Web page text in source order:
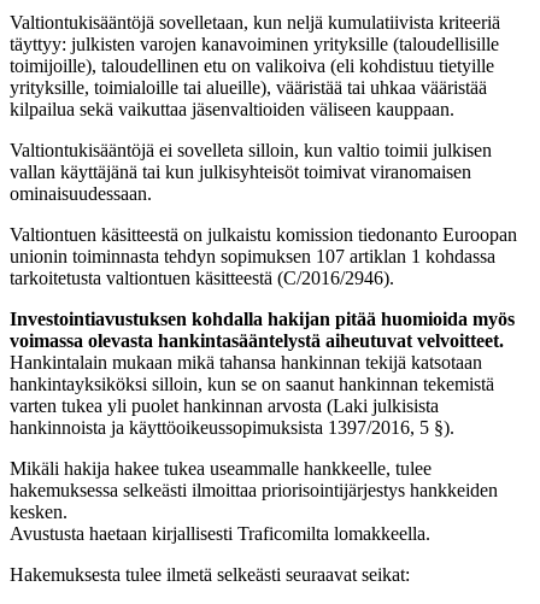
Valtiontukisääntöjä sovelletaan, kun neljä kumulatiivista kriteeriä
täyttyy: julkisten varojen kanavoiminen yrityksille (taloudellisille
toimijoille), taloudellinen etu on valikoiva (eli kohdistuu tietyille
yrityksille, toimialoille tai alueille), vääristää tai uhkaa vääristää
kilpailua sekä vaikuttaa jäsenvaltioiden väliseen kauppaan.
Valtiontukisääntöjä ei sovelleta silloin, kun valtio toimii julkisen
vallan käyttäjänä tai kun julkisyhteisöt toimivat viranomaisen
ominaisuudessaan.
Valtiontuen käsitteestä on julkaistu komission tiedonanto Euroopan
unionin toiminnasta tehdyn sopimuksen 107 artiklan 1 kohdassa
tarkoitetusta valtiontuen käsitteestä (C/2016/2946).
Investointiavustuksen kohdalla hakijan pitää huomioida myös
voimassa olevasta hankintasääntelystä aiheutuvat velvoitteet.
Hankintalain mukaan mikä tahansa hankinnan tekijä katsotaan
hankintayksiköksi silloin, kun se on saanut hankinnan tekemistä
varten tukea yli puolet hankinnan arvosta (Laki julkisista
hankinnoista ja käyttöoikeussopimuksista 1397/2016, 5 §).
Mikäli hakija hakee tukea useammalle hankkeelle, tulee
hakemuksessa selkeästi ilmoittaa priorisointijärjestys hankkeiden
kesken.
Avustusta haetaan kirjallisesti Traficomilta lomakkeella.
Hakemuksesta tulee ilmetä selkeästi seuraavat seikat: